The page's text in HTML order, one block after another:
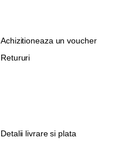
Achizitioneaza un voucher
Retururi
Detalii livrare si plata